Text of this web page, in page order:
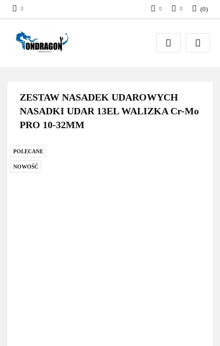
PLNZaloguj się
Załóż konto
(0)
ZESTAW NASADEK UDAROWYCH
NASADKI UDAR 13EL WALIZKA Cr-Mo
PRO 10-32MM
POLECANE
NOWOŚĆ